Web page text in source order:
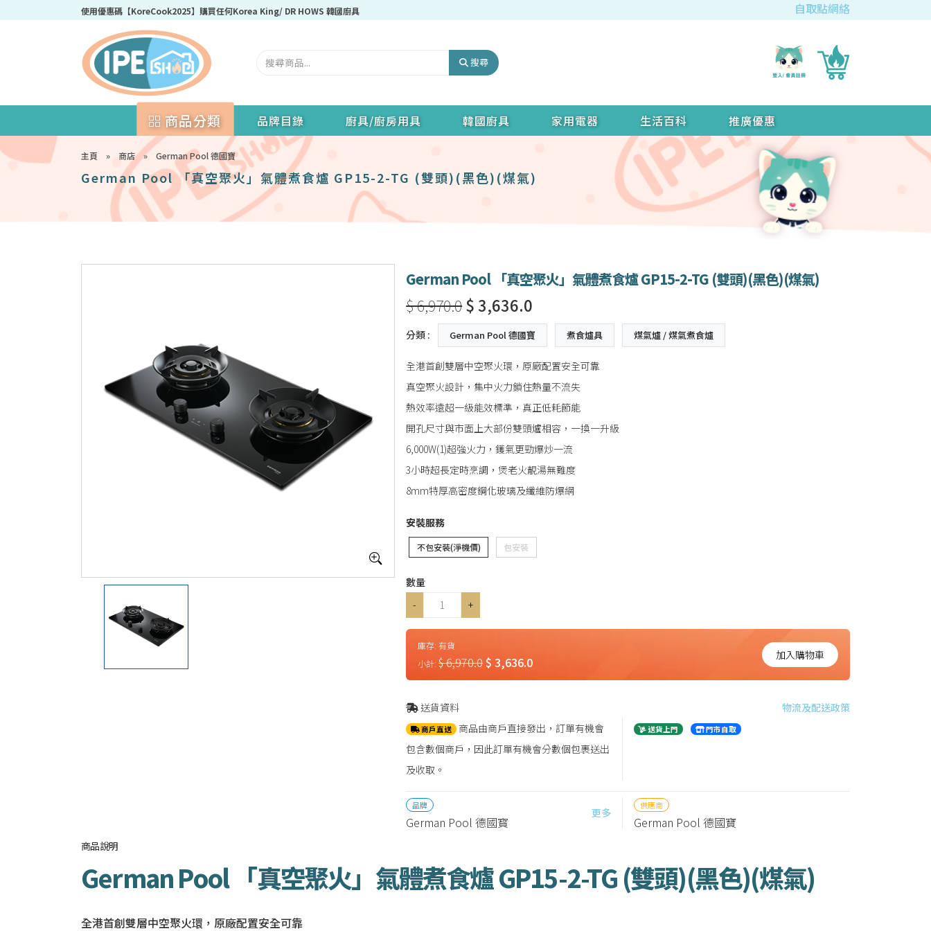
使用優惠碼【KoreCook2025】購買任何Korea King/ DR HOWS 韓國廚具，即享8% OFF！ 自取點網絡
搜尋
商品分類 品牌目錄 廚具/廚房用具 韓國廚具 家用電器 生活百科 推廣優惠
主頁 » 商店» German Pool 德國寶
German Pool 「真空聚火」氣體煮食爐 GP15-2-TG (雙頭)(黑色)(煤氣)
German Pool 「真空聚火」氣體煮食爐 GP15-2-TG (雙頭)(黑色)(煤氣)
$ 6,970.0$ 3,636.0
分類 : German Pool 德國寶 煮食爐具 煤氣爐 / 煤氣煮食爐
全港首創雙層中空聚火環，原廠配置安全可靠
真空聚火設計，集中火力鎖住熱量不流失
熱效率遠超一級能效標準，真正低耗節能
開孔尺寸與市面上大部份雙頭爐相容，一換一升級
6,000W(1)超強火力，鑊氣更勁爆炒一流
3小時超長定時烹調，煲老火靚湯無難度
8mm特厚高密度鋼化玻璃及纖維防爆網
安裝服務
不包安裝(淨機價) 包安裝
數量
-
+
庫存:有貨
小計:$ 6,970.0$ 3,636.0 加入購物車
送貨資料 物流及配送政策
商戶直送 商品由商戶直接發出，訂單有機會
包含數個商戶，因此訂單有機會分數個包裹送出
及收取。
送貨上門 門市自取
品牌
German Pool 德國寳
更多
供應商
German Pool 德國寶
商品說明
German Pool 「真空聚火」氣體煮食爐 GP15-2-TG (雙頭)(黑色)(煤氣)
全港首創雙層中空聚火環，原廠配置安全可靠